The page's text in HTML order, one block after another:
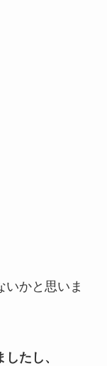
いかと思いま
したし、